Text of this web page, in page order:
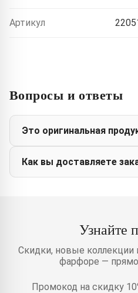
Артикул
Вопросы и ответы
Это оригинальная
Как вы доставляете
Узнайте
Скидки, новые коллекции
фарфоре —
Промокод на скидку